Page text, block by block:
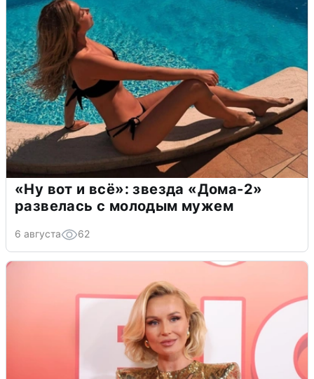
«Ну вот и всё»: звезда «Дома-2»
развелась с молодым мужем
6 августа 62